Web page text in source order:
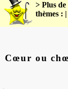
> Plus
thèmes : |
Cœur ou